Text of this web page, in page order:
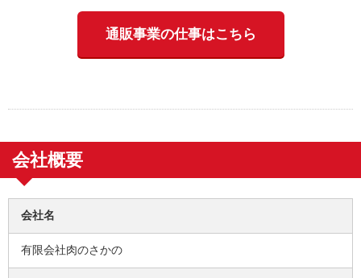
通販事業の仕事はこちら
会社概要
会社名
有限会社肉のさかの